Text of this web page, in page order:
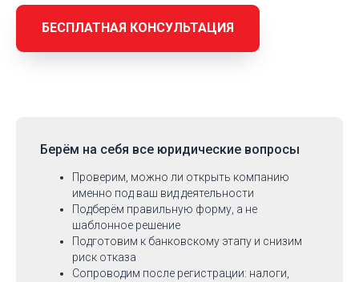
БЕСПЛАТНАЯ КОНСУЛЬТАЦИЯ
Берём на себя все юридические вопросы
Проверим, можно ли открыть компанию
именно под ваш вид деятельности
Подберём правильную форму, а не
шаблонное решение
Подготовим к банковскому этапу и снизим
риск отказа
Сопроводим после регистрации: налоги,